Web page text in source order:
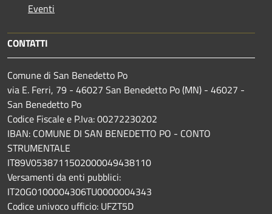
Eventi
CONTATTI
Comune di San Benedetto Po
via E. Ferri, 79 - 46027 San Benedetto Po (MN) - 46027 -
San Benedetto Po
Codice Fiscale e P.Iva: 00272230202
IBAN: COMUNE DI SAN BENEDETTO PO - CONTO
STRUMENTALE
IT89V0538711502000049438110
Versamenti da enti pubblici:
IT20G0100004306TU0000004343
Codice univoco ufficio: UFZT5D